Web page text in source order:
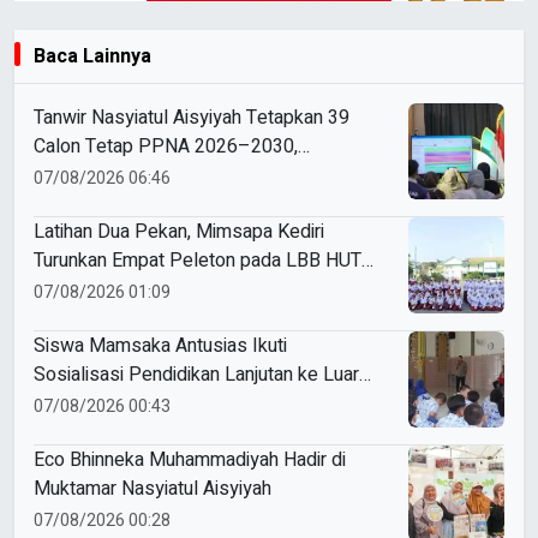
Baca Lainnya
Tanwir Nasyiatul Aisyiyah Tetapkan 39
Calon Tetap PPNA 2026–2030,
Pemilihan Gunakan Sistem E-Voting
07/08/2026 06:46
Latihan Dua Pekan, Mimsapa Kediri
Turunkan Empat Peleton pada LBB HUT
Ke-81 RI Kecamatan Pare
07/08/2026 01:09
Siswa Mamsaka Antusias Ikuti
Sosialisasi Pendidikan Lanjutan ke Luar
Negeri
07/08/2026 00:43
Eco Bhinneka Muhammadiyah Hadir di
Muktamar Nasyiatul Aisyiyah
07/08/2026 00:28